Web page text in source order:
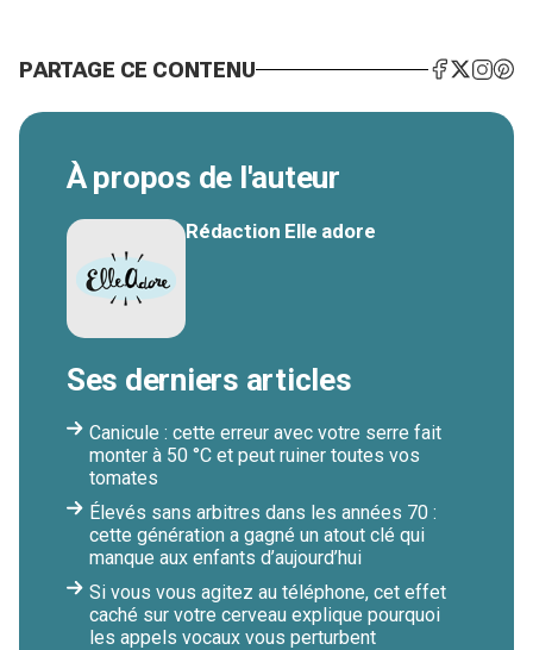
PARTAGE CE CONTENU
À propos de l'auteur
Rédaction Elle adore
Ses derniers articles
Canicule : cette erreur avec votre serre fait
monter à 50 °C et peut ruiner toutes vos
tomates
Élevés sans arbitres dans les années 70 :
cette génération a gagné un atout clé qui
manque aux enfants d’aujourd’hui
Si vous vous agitez au téléphone, cet effet
caché sur votre cerveau explique pourquoi
les appels vocaux vous perturbent